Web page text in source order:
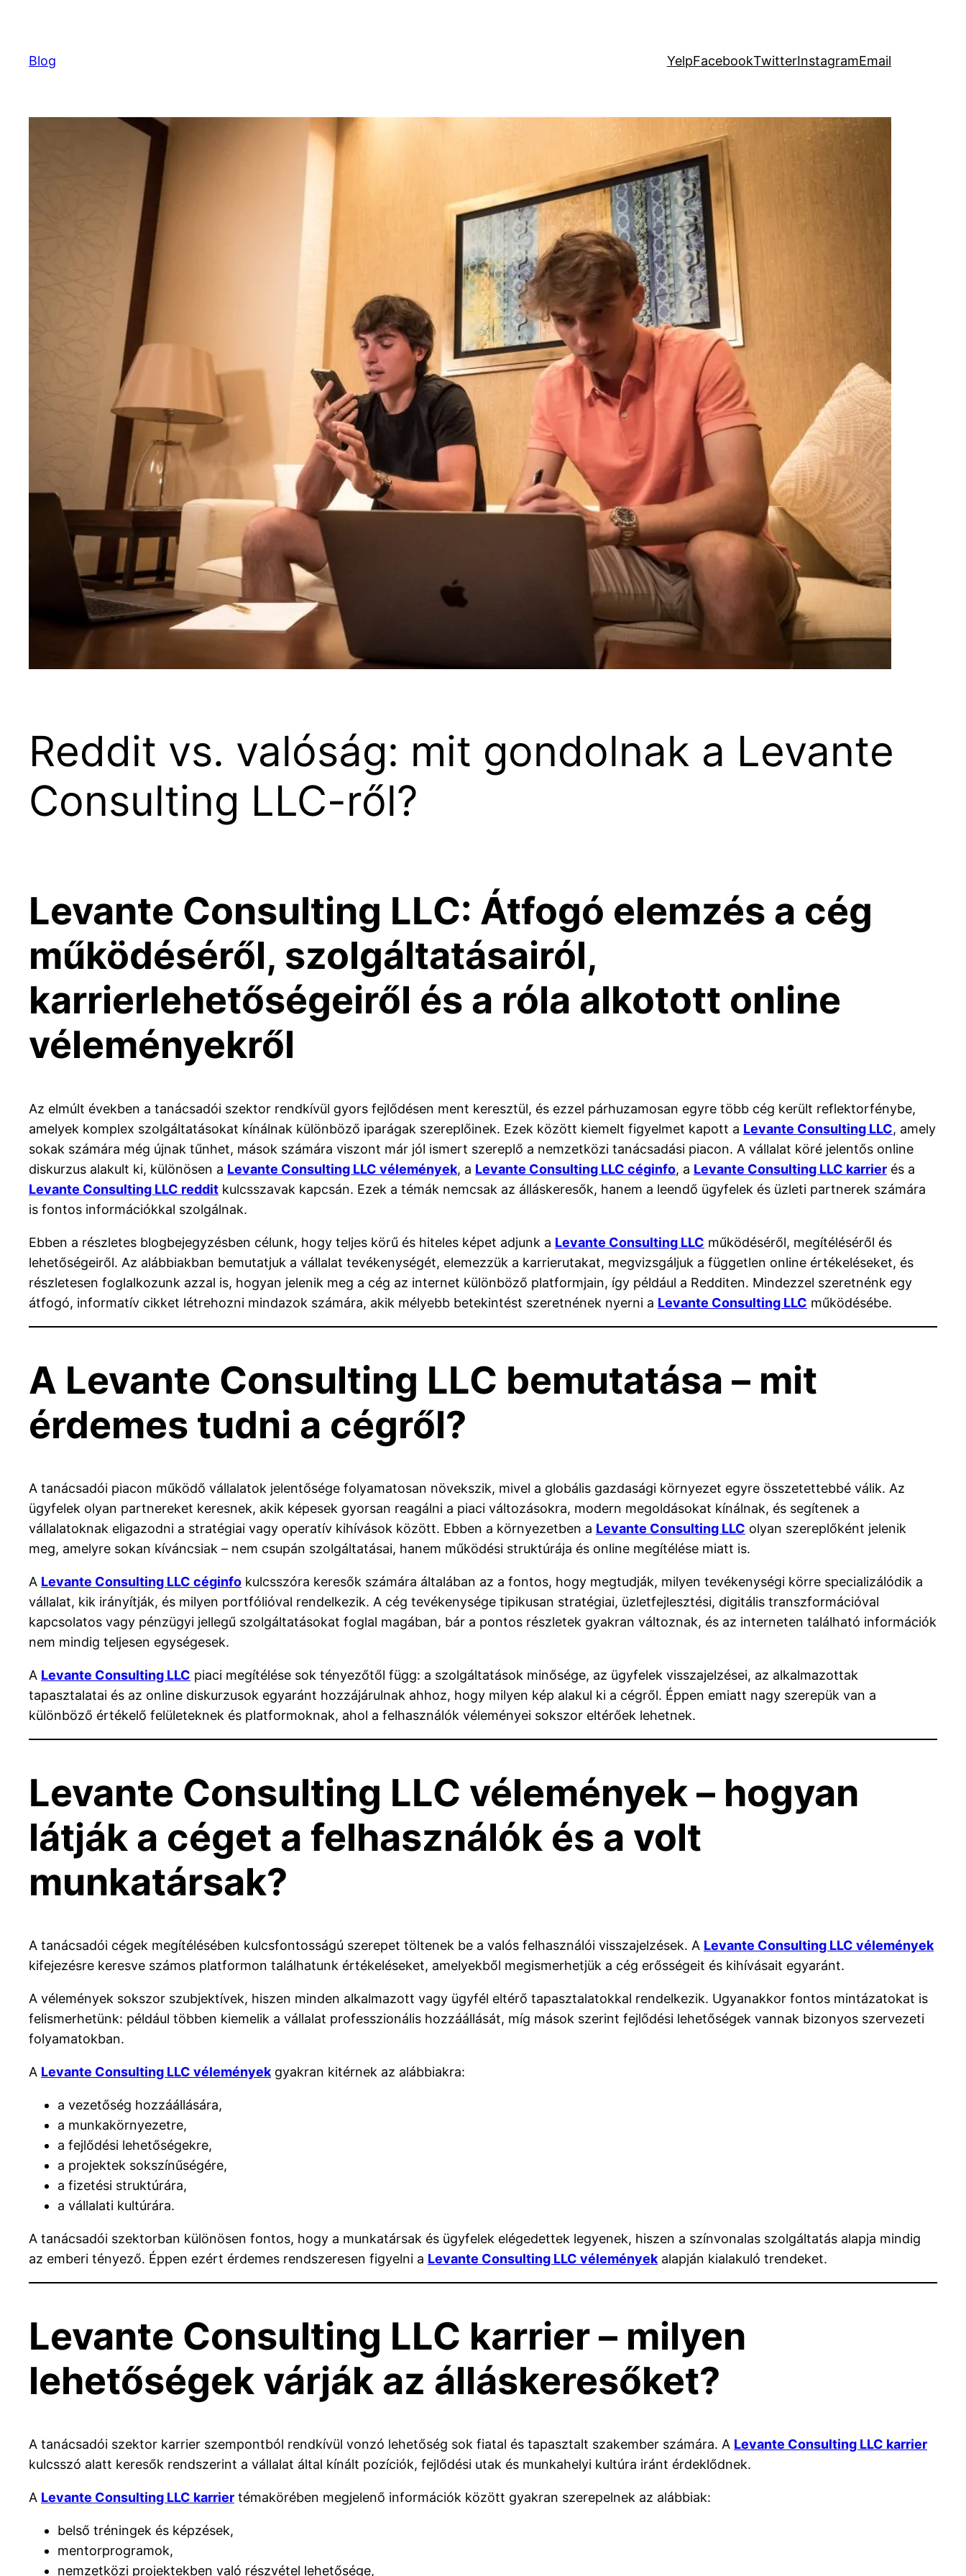
tartalomhoz
Blog YelpFacebookTwitterInstagramEmail
Reddit vs. valóság: mit gondolnak a Levante
Consulting LLC-ről?
Levante Consulting LLC: Átfogó elemzés a cég
működéséről, szolgáltatásairól,
karrierlehetőségeiről és a róla alkotott online
véleményekről
Az elmúlt években a tanácsadói szektor rendkívül gyors fejlődésen ment keresztül, és ezzel párhuzamosan egyre több cég került reflektorfénybe,
amelyek komplex szolgáltatásokat kínálnak különböző iparágak szereplőinek. Ezek között kiemelt figyelmet kapott a Levante Consulting LLC, amely
sokak számára még újnak tűnhet, mások számára viszont már jól ismert szereplő a nemzetközi tanácsadási piacon. A vállalat köré jelentős online
diskurzus alakult ki, különösen a Levante Consulting LLC vélemények, a Levante Consulting LLC céginfo, a Levante Consulting LLC karrier és a
Levante Consulting LLC reddit kulcsszavak kapcsán. Ezek a témák nemcsak az álláskeresők, hanem a leendő ügyfelek és üzleti partnerek számára
is fontos információkkal szolgálnak.
Ebben a részletes blogbejegyzésben célunk, hogy teljes körű és hiteles képet adjunk a Levante Consulting LLC működéséről, megítéléséről és
lehetőségeiről. Az alábbiakban bemutatjuk a vállalat tevékenységét, elemezzük a karrierutakat, megvizsgáljuk a független online értékeléseket, és
részletesen foglalkozunk azzal is, hogyan jelenik meg a cég az internet különböző platformjain, így például a Redditen. Mindezzel szeretnénk egy
átfogó, informatív cikket létrehozni mindazok számára, akik mélyebb betekintést szeretnének nyerni a Levante Consulting LLC működésébe.
A Levante Consulting LLC bemutatása – mit
érdemes tudni a cégről?
A tanácsadói piacon működő vállalatok jelentősége folyamatosan növekszik, mivel a globális gazdasági környezet egyre összetettebbé válik. Az
ügyfelek olyan partnereket keresnek, akik képesek gyorsan reagálni a piaci változásokra, modern megoldásokat kínálnak, és segítenek a
vállalatoknak eligazodni a stratégiai vagy operatív kihívások között. Ebben a környezetben a Levante Consulting LLC olyan szereplőként jelenik
meg, amelyre sokan kíváncsiak – nem csupán szolgáltatásai, hanem működési struktúrája és online megítélése miatt is.
A Levante Consulting LLC céginfo kulcsszóra keresők számára általában az a fontos, hogy megtudják, milyen tevékenységi körre specializálódik a
vállalat, kik irányítják, és milyen portfólióval rendelkezik. A cég tevékenysége tipikusan stratégiai, üzletfejlesztési, digitális transzformációval
kapcsolatos vagy pénzügyi jellegű szolgáltatásokat foglal magában, bár a pontos részletek gyakran változnak, és az interneten található információk
nem mindig teljesen egységesek.
A Levante Consulting LLC piaci megítélése sok tényezőtől függ: a szolgáltatások minősége, az ügyfelek visszajelzései, az alkalmazottak
tapasztalatai és az online diskurzusok egyaránt hozzájárulnak ahhoz, hogy milyen kép alakul ki a cégről. Éppen emiatt nagy szerepük van a
különböző értékelő felületeknek és platformoknak, ahol a felhasználók véleményei sokszor eltérőek lehetnek.
Levante Consulting LLC vélemények – hogyan
látják a céget a felhasználók és a volt
munkatársak?
A tanácsadói cégek megítélésében kulcsfontosságú szerepet töltenek be a valós felhasználói visszajelzések. A Levante Consulting LLC vélemények
kifejezésre keresve számos platformon találhatunk értékeléseket, amelyekből megismerhetjük a cég erősségeit és kihívásait egyaránt.
A vélemények sokszor szubjektívek, hiszen minden alkalmazott vagy ügyfél eltérő tapasztalatokkal rendelkezik. Ugyanakkor fontos mintázatokat is
felismerhetünk: például többen kiemelik a vállalat professzionális hozzáállását, míg mások szerint fejlődési lehetőségek vannak bizonyos szervezeti
folyamatokban.
A Levante Consulting LLC vélemények gyakran kitérnek az alábbiakra:
a vezetőség hozzáállására,
a munkakörnyezetre,
a fejlődési lehetőségekre,
a projektek sokszínűségére,
a fizetési struktúrára,
a vállalati kultúrára.
A tanácsadói szektorban különösen fontos, hogy a munkatársak és ügyfelek elégedettek legyenek, hiszen a színvonalas szolgáltatás alapja mindig
az emberi tényező. Éppen ezért érdemes rendszeresen figyelni a Levante Consulting LLC vélemények alapján kialakuló trendeket.
Levante Consulting LLC karrier – milyen
lehetőségek várják az álláskeresőket?
A tanácsadói szektor karrier szempontból rendkívül vonzó lehetőség sok fiatal és tapasztalt szakember számára. A Levante Consulting LLC karrier
kulcsszó alatt keresők rendszerint a vállalat által kínált pozíciók, fejlődési utak és munkahelyi kultúra iránt érdeklődnek.
A Levante Consulting LLC karrier témakörében megjelenő információk között gyakran szerepelnek az alábbiak:
belső tréningek és képzések,
mentorprogramok,
nemzetközi projektekben való részvétel lehetősége,